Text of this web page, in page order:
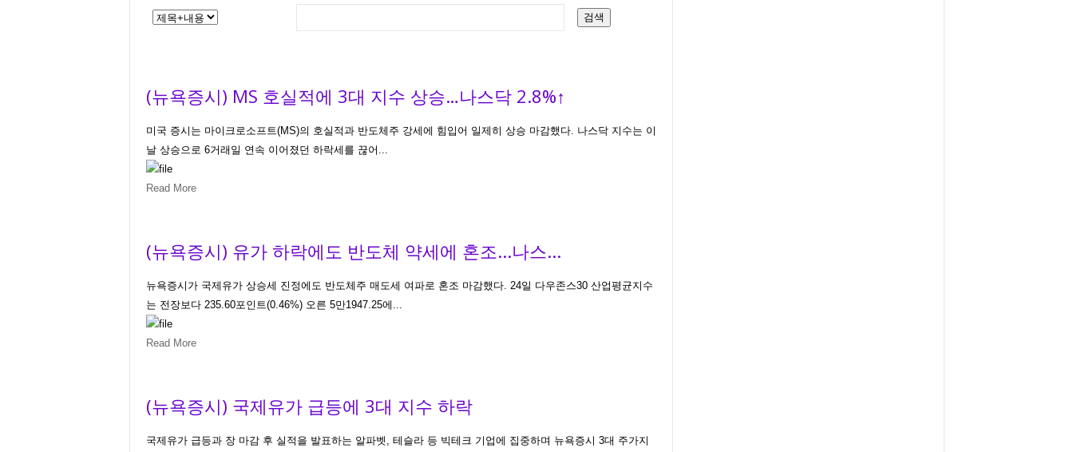
검색
(뉴욕증시) MS 호실적에 3대 지수 상승…나스닥 2.8%↑
미국 증시는 마이크로소프트(MS)의 호실적과 반도체주 강세에 힘입어 일제히 상승 마감했다. 나스닥 지수는 이
날 상승으로 6거래일 연속 이어졌던 하락세를 끊어...
Read More
(뉴욕증시) 유가 하락에도 반도체 약세에 혼조...나스...
뉴욕증시가 국제유가 상승세 진정에도 반도체주 매도세 여파로 혼조 마감했다. 24일 다우존스30 산업평균지수
는 전장보다 235.60포인트(0.46%) 오른 5만1947.25에...
Read More
(뉴욕증시) 국제유가 급등에 3대 지수 하락
국제유가 급등과 장 마감 후 실적을 발표하는 알파벳, 테슬라 등 빅테크 기업에 집중하며 뉴욕증시 3대 주가지